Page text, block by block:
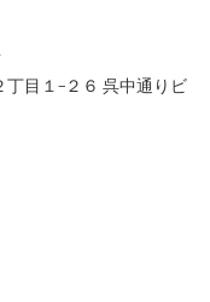
目１−２６ 呉中通りビ